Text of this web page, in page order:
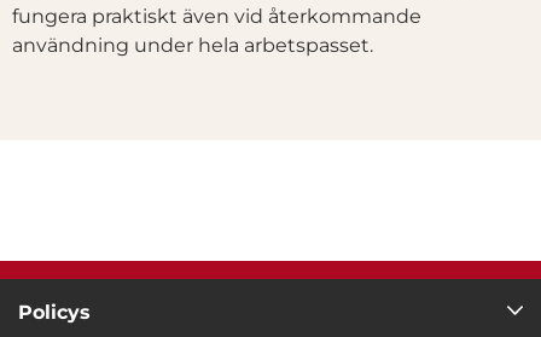
fungera praktiskt även vid återkommande
användning under hela arbetspasset.
Policys